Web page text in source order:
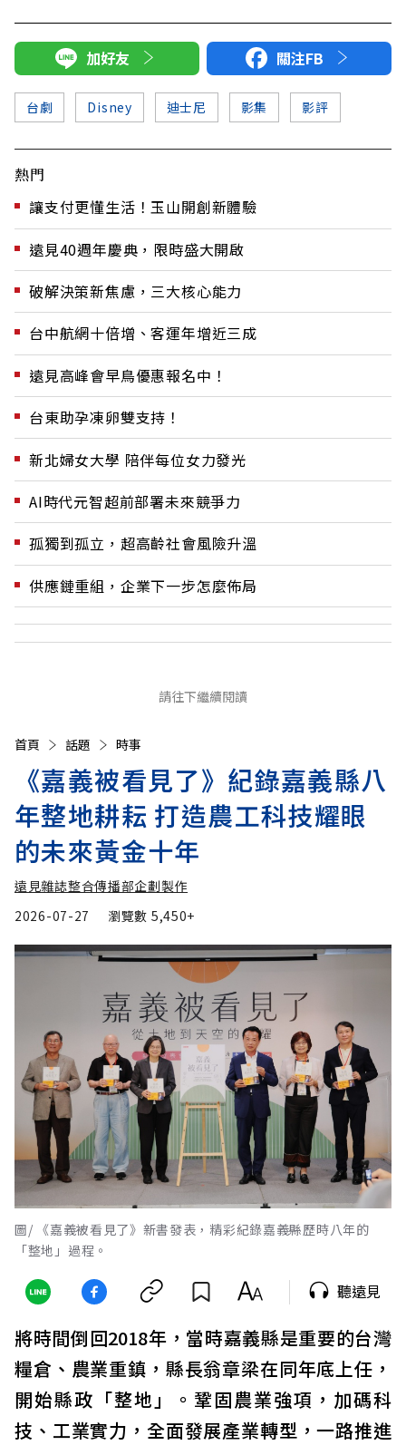
加好友 關注FB
台劇 Disney 迪士尼 影集 影評
熱門
讓支付更懂生活！玉山開創新體驗
遠見40週年慶典，限時盛大開啟
破解決策新焦慮，三大核心能力
台中航網十倍增、客運年增近三成
遠見高峰會早鳥優惠報名中！
台東助孕凍卵雙支持！
新北婦女大學 陪伴每位女力發光
AI時代元智超前部署未來競爭力
孤獨到孤立，超高齡社會風險升溫
供應鏈重組，企業下一步怎麼佈局
請往下繼續閱讀
首頁 話題 時事
《嘉義被看見了》紀錄嘉義縣八
年整地耕耘 打造農工科技耀眼
的未來黃金十年
遠見雜誌整合傳播部企劃製作
2026-07-27
瀏覽數 5,450+
圖/ 《嘉義被看見了》新書發表，精彩紀錄嘉義縣歷時八年的
「整地」過程。
聽遠見
將時間倒回2018年，當時嘉義縣是重要的台灣
糧倉、農業重鎮，縣長翁章梁在同年底上任，
開始縣政「整地」。鞏固農業強項，加碼科
技、工業實力，全面發展產業轉型，一路推進